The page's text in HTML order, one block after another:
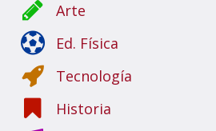
Arte
Ed. Física
Tecnología
Historia